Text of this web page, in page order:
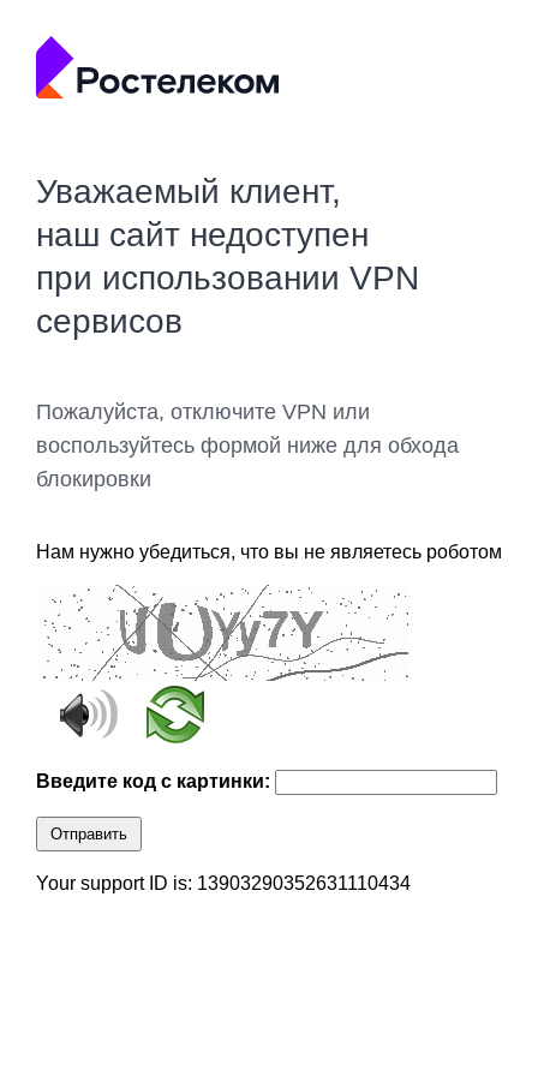
Уважаемый клиент,
наш сайт недоступен
при использовании VPN
сервисов
Пожалуйста, отключите VPN или
воспользуйтесь формой ниже для обхода
блокировки
Нам нужно убедиться, что вы не являетесь роботом
Введите код с картинки:
Отправить
Your support ID is: 13903290352631110434